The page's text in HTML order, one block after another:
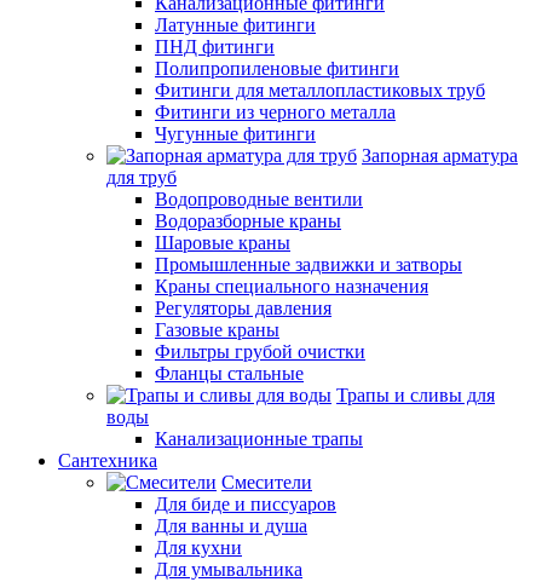
Латунные фитинги
ПНД фитинги
Полипропиленовые фитинги
Фитинги для металлопластиковых труб
Фитинги из черного металла
Чугунные фитинги
Запорная арматура
для труб
Водопроводные вентили
Водоразборные краны
Шаровые краны
Промышленные задвижки и затворы
Краны специального назначения
Регуляторы давления
Газовые краны
Фильтры грубой очистки
Фланцы стальные
Трапы и сливы для
воды
Канализационные трапы
Сантехника
Смесители
Для биде и писсуаров
Для ванны и душа
Для кухни
Для умывальника